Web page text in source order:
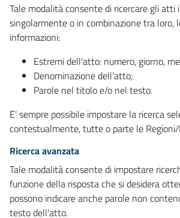
Tale modalità consente di ricercare gli atti
singolarmente o in combinazione tra loro,
informazioni:
Estremi dell'atto: numero, giorno,
Denominazione dell'atto;
Parole nel titolo e/o nel testo.
E' sempre possibile impostare la ricerca
contestualmente, tutte o parte le
Ricerca avanzata
Tale modalità consente di impostare
funzione della risposta che si desidera
possono indicare anche parole non
testo dell'atto.